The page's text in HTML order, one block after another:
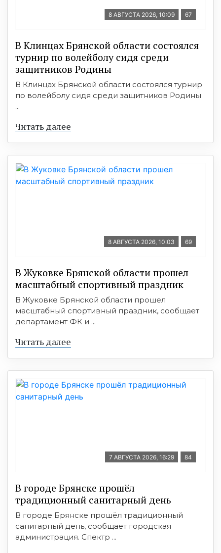
8 АВГУСТА 2026, 10:09 67
В Клинцах Брянской области состоялся
турнир по волейболу сидя среди
защитников Родины
В Клинцах Брянской области состоялся турнир
по волейболу сидя среди защитников Родины
...
Читать далее
8 АВГУСТА 2026, 10:03 69
В Жуковке Брянской области прошел
масштабный спортивный праздник
В Жуковке Брянской области прошел
масштабный спортивный праздник, сообщает
департамент ФК и ...
Читать далее
7 АВГУСТА 2026, 16:29 84
В городе Брянске прошёл
традиционный санитарный день
В городе Брянске прошёл традиционный
санитарный день, сообщает городская
администрация. Спектр ...